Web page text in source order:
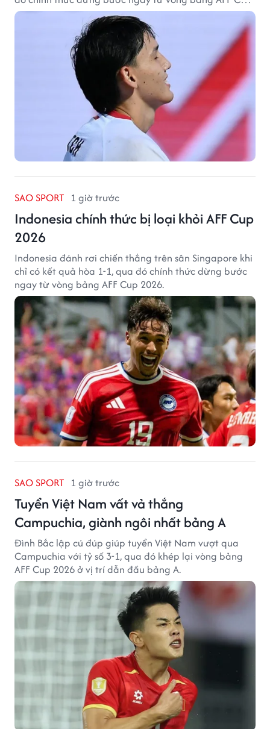
2026.
SAO SPORT 1 giờ trước
Indonesia chính thức bị loại khỏi AFF Cup
2026
Indonesia đánh rơi chiến thắng trên sân Singapore khi
chỉ có kết quả hòa 1-1, qua đó chính thức dừng bước
ngay từ vòng bảng AFF Cup 2026.
SAO SPORT 1 giờ trước
Tuyển Việt Nam vất vả thắng
Campuchia, giành ngôi nhất bảng A
Đình Bắc lập cú đúp giúp tuyển Việt Nam vượt qua
Campuchia với tỷ số 3-1, qua đó khép lại vòng bảng
AFF Cup 2026 ở vị trí dẫn đầu bảng A.